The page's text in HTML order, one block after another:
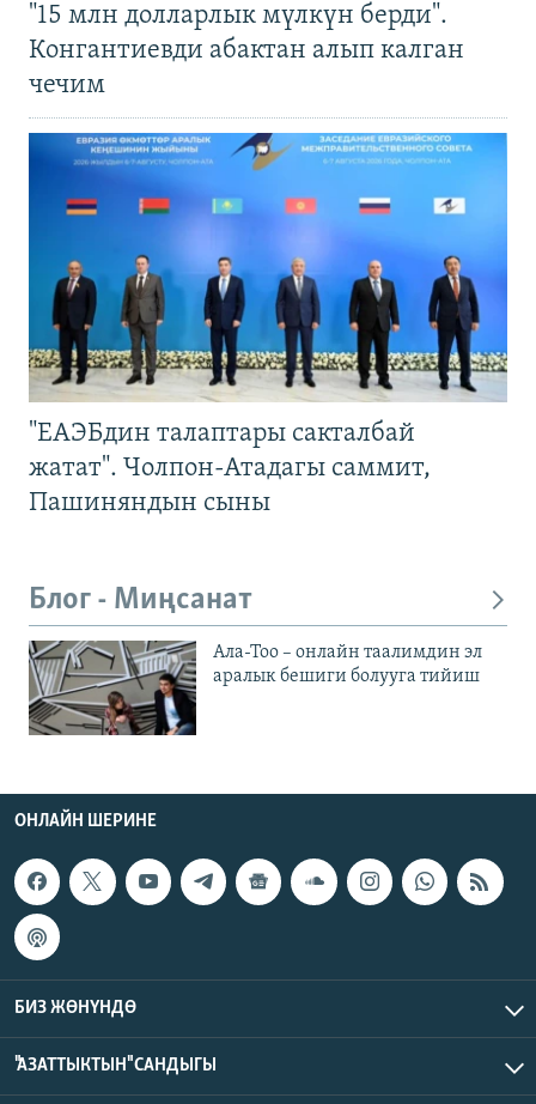
"15 млн долларлык мүлкүн берди".
Конгантиевди абактан алып калган
чечим
"ЕАЭБдин талаптары сакталбай
жатат". Чолпон-Атадагы саммит,
Пашиняндын сыны
Блог - Миңсанат
Ала-Тоо – онлайн таалимдин эл
аралык бешиги болууга тийиш
ОНЛАЙН ШЕРИНЕ
БИЗ ЖӨНҮНДӨ
"АЗАТТЫКТЫН" САНДЫГЫ